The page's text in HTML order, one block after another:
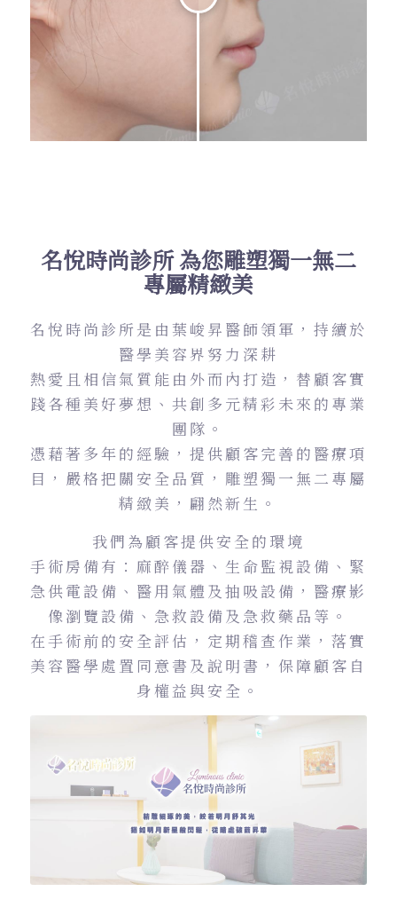
名悅時尚診所 為您雕塑獨一無二
專屬精緻美
名悅時尚診所是由葉峻昇醫師領軍，持續於
醫學美容界努力深耕
熱愛且相信氣質能由外而內打造，替顧客實
踐各種美好夢想、共創多元精彩未來的專業
團隊。
憑藉著多年的經驗，提供顧客完善的醫療項
目，嚴格把關安全品質，雕塑獨一無二專屬
精緻美，翩然新生。
我們為顧客提供安全的環境
手術房備有：麻醉儀器、生命監視設備、緊
急供電設備、醫用氣體及抽吸設備，醫療影
像瀏覽設備、急救設備及急救藥品等。
在手術前的安全評估，定期稽查作業，落實
美容醫學處置同意書及說明書，保障顧客自
身權益與安全。